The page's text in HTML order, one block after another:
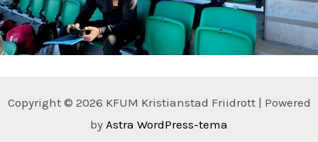
Copyright © 2026 KFUM Kristianstad Friidrott | Powered
by Astra WordPress-tema